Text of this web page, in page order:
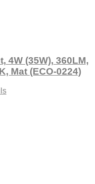
4W (35W), 360LM,
Mat (ECO-0224)